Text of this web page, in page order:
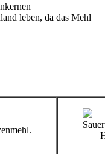
leben, da das Mehl